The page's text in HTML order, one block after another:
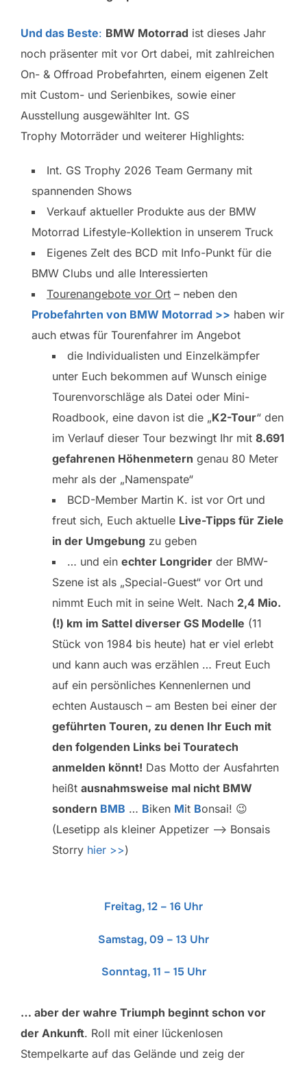
Und das Beste: BMW Motorrad ist dieses Jahr
noch präsenter mit vor Ort dabei, mit zahlreichen
On- & Offroad Probefahrten, einem eigenen Zelt
mit Custom- und Serienbikes, sowie einer
Ausstellung ausgewählter Int. GS
Trophy Motorräder und weiterer Highlights:
Int. GS Trophy 2026 Team Germany mit
spannenden Shows
Verkauf aktueller Produkte aus der BMW
Motorrad Lifestyle-Kollektion in unserem Truck
Eigenes Zelt des BCD mit Info-Punkt für die
BMW Clubs und alle Interessierten
Tourenangebote vor Ort – neben den
Probefahrten von BMW Motorrad >> haben wir
auch etwas für Tourenfahrer im Angebot
die Individualisten und Einzelkämpfer
unter Euch bekommen auf Wunsch einige
Tourenvorschläge als Datei oder Mini-
Roadbook, eine davon ist die „K2-Tour“ den
im Verlauf dieser Tour bezwingt Ihr mit 8.691
gefahrenen Höhenmetern genau 80 Meter
mehr als der „Namenspate“
BCD-Member Martin K. ist vor Ort und
freut sich, Euch aktuelle Live-Tipps für Ziele
in der Umgebung zu geben
… und ein echter Longrider der BMW-
Szene ist als „Special-Guest“ vor Ort und
nimmt Euch mit in seine Welt. Nach 2,4 Mio.
(!) km im Sattel diverser GS Modelle (11
Stück von 1984 bis heute) hat er viel erlebt
und kann auch was erzählen … Freut Euch
auf ein persönliches Kennenlernen und
echten Austausch – am Besten bei einer der
geführten Touren, zu denen Ihr Euch mit
den folgenden Links bei Touratech
anmelden könnt! Das Motto der Ausfahrten
heißt ausnahmsweise mal nicht BMW
sondern BMB … Biken Mit Bonsai! 😉
(Lesetipp als kleiner Appetizer –> Bonsais
Storry hier >>)
Freitag, 12 – 16 Uhr
Samstag, 09 – 13 Uhr
Sonntag, 11 – 15 Uhr
… aber der wahre Triumph beginnt schon vor
der Ankunft. Roll mit einer lückenlosen
Stempelkarte auf das Gelände und zeig der